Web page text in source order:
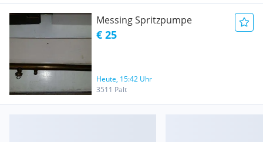
Messing Spritzpumpe
€ 25
Heute, 15:42 Uhr
3511 Palt